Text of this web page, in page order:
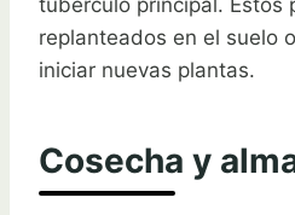
tubérculo principal. Estos
replanteados en el suelo
iniciar nuevas plantas.
Cosecha y